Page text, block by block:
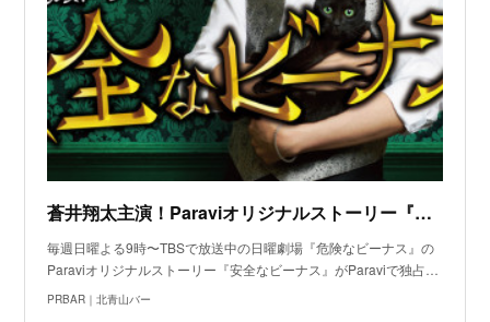
蒼井翔太主演！Paraviオリジナルストーリー『安全なビーナス』の撮影で使用されました
毎週日曜よる9時〜TBSで放送中の日曜劇場『危険なビーナス』の
Paraviオリジナルストーリー『安全なビーナス』がParaviで独占…
PRBAR｜北青山バー